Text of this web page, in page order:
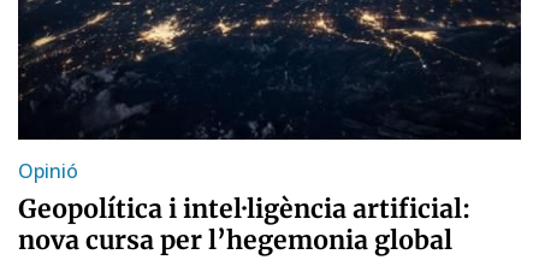
Opinió
Geopolítica i intel·ligència artificial:
nova cursa per l’hegemonia global